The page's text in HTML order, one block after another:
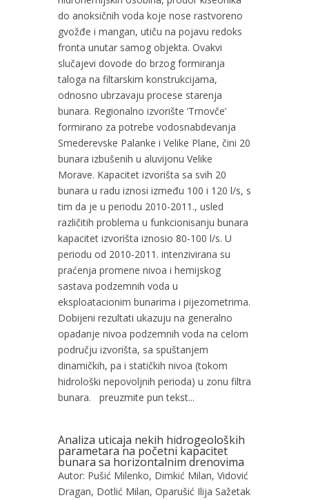
do anoksičnih voda koje nose rastvoreno
gvožđe i mangan, utiču na pojavu redoks
fronta unutar samog objekta. Ovakvi
slučajevi dovode do brzog formiranja
taloga na filtarskim konstrukcijama,
odnosno ubrzavaju procese starenja
bunara. Regionalno izvorište ‘Trnovče’
formirano za potrebe vodosnabdevanja
Smederevske Palanke i Velike Plane, čini 20
bunara izbušenih u aluvijonu Velike
Morave. Kapacitet izvorišta sa svih 20
bunara u radu iznosi između 100 i 120 l/s, s
tim da je u periodu 2010-2011., usled
različitih problema u funkcionisanju bunara
kapacitet izvorišta iznosio 80-100 l/s. U
periodu od 2010-2011. intenzivirana su
praćenja promene nivoa i hemijskog
sastava podzemnih voda u
eksploatacionim bunarima i pijezometrima.
Dobijeni rezultati ukazuju na generalno
opadanje nivoa podzemnih voda na celom
području izvorišta, sa spuštanjem
dinamičkih, pa i statičkih nivoa (tokom
hidrološki nepovoljnih perioda) u zonu filtra
bunara. preuzmite pun tekst...
Analiza uticaja nekih hidrogeoloških
parametara na početni kapacitet
bunara sa horizontalnim drenovima
Autor: Pušić Milenko, Dimkić Milan, Vidović
Dragan, Dotlić Milan, Oparušić Ilija Sažetak